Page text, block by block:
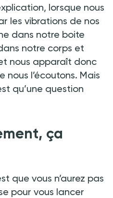
lorsque nous
les vibrations de nos
dans notre boite
notre corps et
nous apparaît donc
nous l’écoutons. Mais
qu’une question
ça
que vous n’aurez pas
pour vous lancer